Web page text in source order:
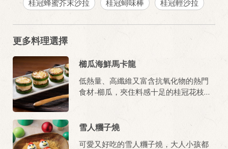
桂冠蜂蜜芥末沙拉
桂冠蟳味棒 桂冠輕沙拉
更多料理選擇
櫛瓜海鮮馬卡龍
低熱量、高纖維又富含抗氧化物的熱門
食材-櫛瓜，夾住料感十足的桂冠花枝蝦
雪人糰子燒
可愛又好吃的雪人糰子燒，大人小孩都